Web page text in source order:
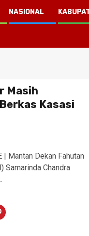
NASIONAL
Masih
Kasasi
| Mantan Dekan Fahutan
Samarinda Chandra